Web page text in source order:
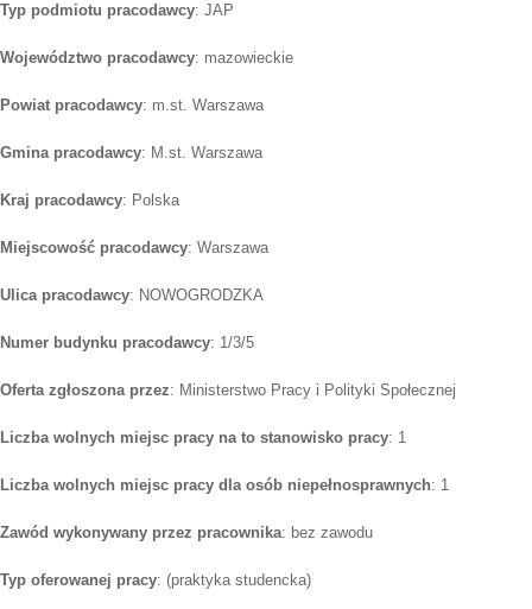
Typ podmiotu pracodawcy: JAP
Województwo pracodawcy: mazowieckie
Powiat pracodawcy: m.st. Warszawa
Gmina pracodawcy: M.st. Warszawa
Kraj pracodawcy: Polska
Miejscowość pracodawcy: Warszawa
Ulica pracodawcy: NOWOGRODZKA
Numer budynku pracodawcy: 1/3/5
Oferta zgłoszona przez: Ministerstwo Pracy i Polityki Społecznej
Liczba wolnych miejsc pracy na to stanowisko pracy: 1
Liczba wolnych miejsc pracy dla osób niepełnosprawnych: 1
Zawód wykonywany przez pracownika: bez zawodu
Typ oferowanej pracy: (praktyka studencka)